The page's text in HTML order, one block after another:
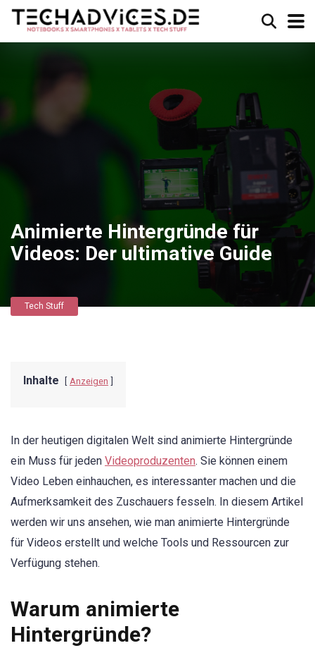
Animierte Hintergründe für
Videos: Der ultimative Guide
Tech Stuff
Inhalte Anzeigen
In der heutigen digitalen Welt sind animierte Hintergründe
ein Muss für jeden Videoproduzenten. Sie können einem
Video Leben einhauchen, es interessanter machen und die
Aufmerksamkeit des Zuschauers fesseln. In diesem Artikel
werden wir uns ansehen, wie man animierte Hintergründe
für Videos erstellt und welche Tools und Ressourcen zur
Verfügung stehen.
Warum animierte
Hintergründe?